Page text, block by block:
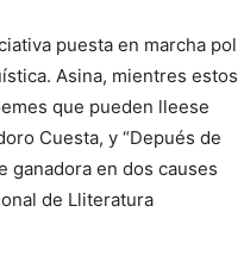
puesta en marcha pol
Asina, mientres estos
que pueden lleese
Cuesta, y “Depués de
ganadora en dos causes
de Lliteratura